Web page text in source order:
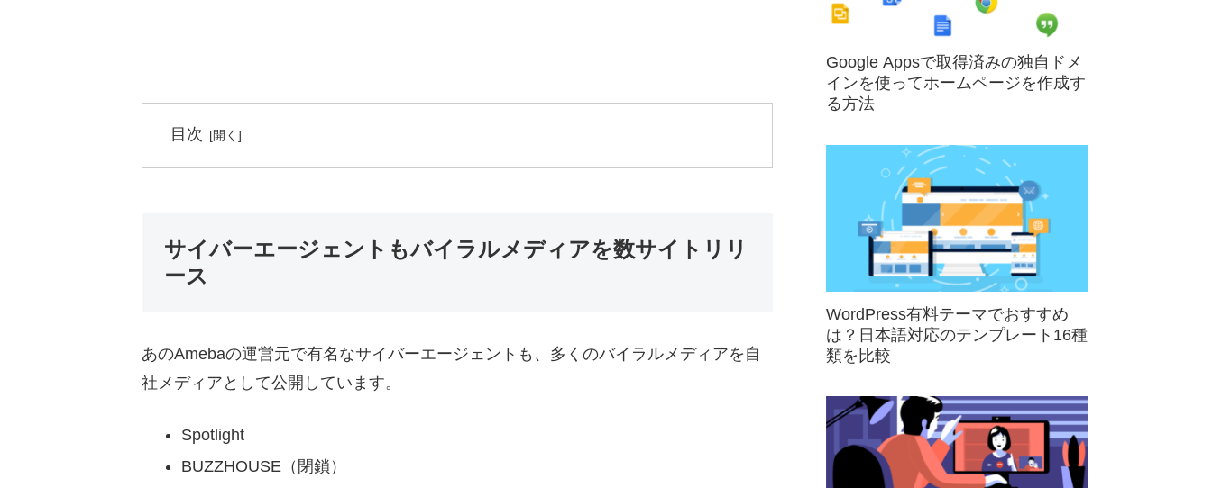
目次
サイバーエージェントもバイラルメディアを数サイトリリ
ース
あのAmebaの運営元で有名なサイバーエージェントも、多くのバイラルメディアを自
社メディアとして公開しています。
Spotlight
BUZZHOUSE（閉鎖）
Google Appsで取得済みの独自ドメ
インを使ってホームページを作成す
る方法
WordPress有料テーマでおすすめ
は？日本語対応のテンプレート16種
類を比較